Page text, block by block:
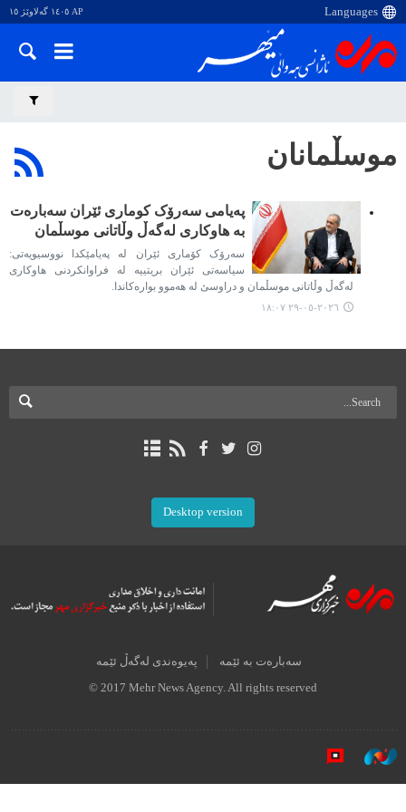
AP ١٤٠٥ گەلاوێژ ١٥
موسڵمانان
پەیامی سەرۆک کوماری ئێران سەبارەت
بە هاوکاری لەگەڵ وڵاتانی موسڵمان
سەرۆک کۆماری ئێران لە پەیامێکدا نووسیویەتی:
سیاسەتی ئێران بریتییە لە فراوانکردنی هاوکاری
لەگەڵ وڵاتانی موسڵمان و دراوسێ لە هەموو بوارەکاندا.
٢٠٢٦-٠٥-٢٩ ١٨:٠٧
Desktop version
سەبارەت بە ئێمە پەیوەندی لەگەڵ ئێمە
© 2017 Mehr News Agency. All rights reserved